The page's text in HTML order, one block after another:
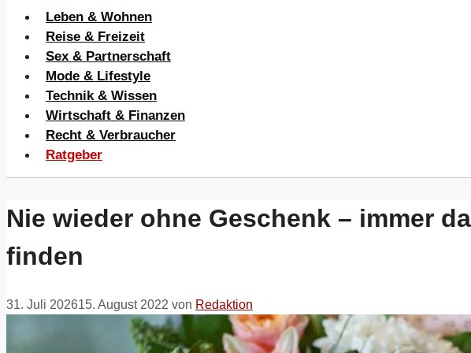
Leben & Wohnen
Reise & Freizeit
Sex & Partnerschaft
Mode & Lifestyle
Technik & Wissen
Wirtschaft & Finanzen
Recht & Verbraucher
Ratgeber
Nie wieder ohne Geschenk – immer
finden
31. Juli 202615. August 2022 von Redaktion